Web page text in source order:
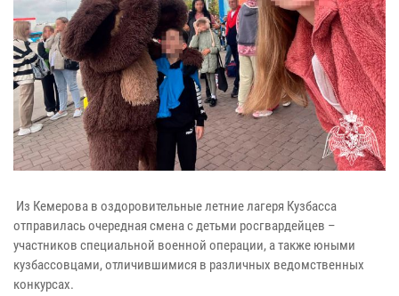
Из Кемерова в оздоровительные летние лагеря Кузбасса
отправилась очередная смена с детьми росгвардейцев –
участников специальной военной операции, а также юными
кузбассовцами, отличившимися в различных ведомственных
конкурсах.